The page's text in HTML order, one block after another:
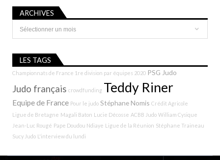
ARCHIVES
Archives
LES TAGS
Championnats de France 1re division par équipes 2020 PSG Judo
Judo français crowdfunding Teddy Riner
Equipe de France Pour le judo Stéphane Nomis Crédit Agricole
Ligue de Bretagne Magali Baton Lucie Décosse ACBB Judo William Cysique
Jean-Luc Rougé Pape Doudou Ndiaye Ligue de la Réunion Stéphane Traineau
Sucy Judo L'interview du lundi